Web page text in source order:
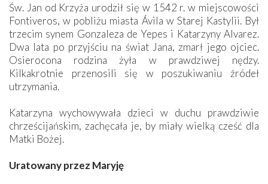
Św. Jan od Krzyża urodził się w 1542 r. w miejscowości
Fontiveros, w pobliżu miasta Ávila w Starej Kastylii. Był
trzecim synem Gonzaleza de Yepes i Katarzyny Alvarez.
Dwa lata po przyjściu na świat Jana, zmarł jego ojciec.
Osierocona rodzina żyła w prawdziwej nędzy.
Kilkakrotnie przenosili się w poszukiwaniu źródeł
utrzymania.
Katarzyna wychowywała dzieci w duchu prawdziwie
chrześcijańskim, zachęcała je, by miały wielką cześć dla
Matki Bożej.
Uratowany przez Maryję